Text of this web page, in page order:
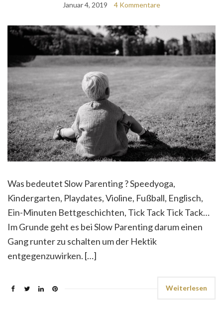
Januar 4, 2019 4 Kommentare
Was bedeutet Slow Parenting ? Speedyoga,
Kindergarten, Playdates, Violine, Fußball, Englisch,
Ein-Minuten Bettgeschichten, Tick Tack Tick Tack…
Im Grunde geht es bei Slow Parenting darum einen
Gang runter zu schalten um der Hektik
entgegenzuwirken. […]
Weiterlesen